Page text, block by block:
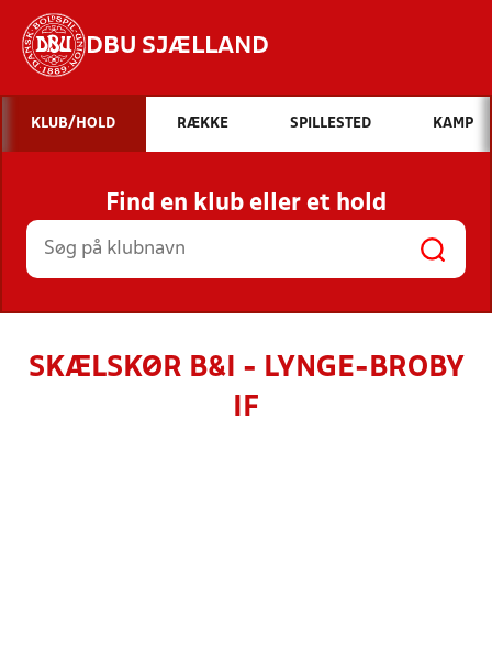
DBU SJÆLLAND
Hvad vil du søge efter?
INDHOLD OG NYHEDER
STILLINGER, RESULTATER, KLUBBER OG
HOLD
KLUB/HOLD RÆKKE SPILLESTED KAMP
Find en klub eller et hold
SKÆLSKØR B&I - LYNGE-BROBY
IF